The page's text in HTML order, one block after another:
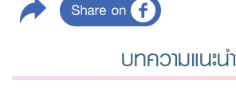
บทความแนะนำ